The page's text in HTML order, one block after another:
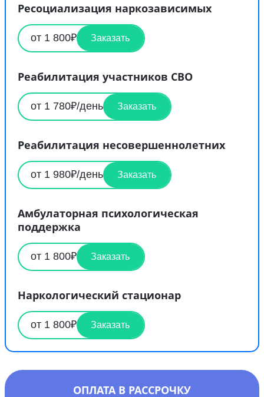
Ресоциализация наркозависимых
от 1 800₽ Заказать
Реабилитация участников СВО
от 1 780₽/день Заказать
Реабилитация несовершеннолетних
от 1 980₽/день Заказать
Амбулаторная психологическая
поддержка
от 1 800₽ Заказать
Наркологический стационар
от 1 800₽ Заказать
ОПЛАТА В РАССРОЧКУ